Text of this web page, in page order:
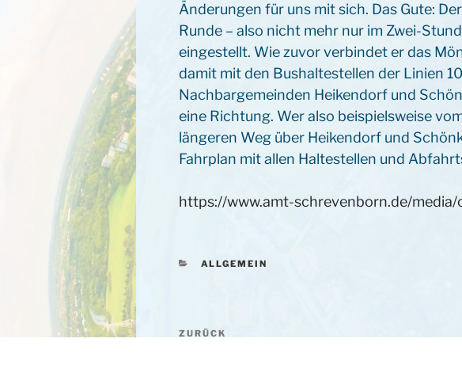
Änderungen für uns mit sich. Das Gute:
Runde – also nicht mehr nur im Zwei-
eingestellt. Wie zuvor verbindet er das
damit mit den Bushaltestellen der Linien
Nachbargemeinden Heikendorf und
eine Richtung. Wer also beispielsweise
längeren Weg über Heikendorf und
Fahrplan mit allen Haltestellen und
https://www.amt-schrevenborn.de/media/
KATEGORIEN
ALLGEMEIN
Beitragsnavigation
Vorheriger
ZURÜCK